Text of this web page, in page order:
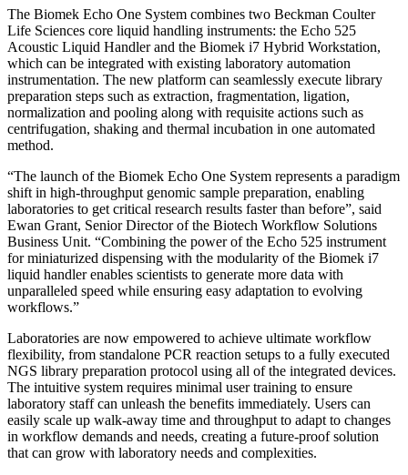
The Biomek Echo One System combines two Beckman Coulter
Life Sciences core liquid handling instruments: the Echo 525
Acoustic Liquid Handler and the Biomek i7 Hybrid Workstation,
which can be integrated with existing laboratory automation
instrumentation. The new platform can seamlessly execute library
preparation steps such as extraction, fragmentation, ligation,
normalization and pooling along with requisite actions such as
centrifugation, shaking and thermal incubation in one automated
method.
“The launch of the Biomek Echo One System represents a paradigm
shift in high-throughput genomic sample preparation, enabling
laboratories to get critical research results faster than before”, said
Ewan Grant, Senior Director of the Biotech Workflow Solutions
Business Unit. “Combining the power of the Echo 525 instrument
for miniaturized dispensing with the modularity of the Biomek i7
liquid handler enables scientists to generate more data with
unparalleled speed while ensuring easy adaptation to evolving
workflows.”
Laboratories are now empowered to achieve ultimate workflow
flexibility, from standalone PCR reaction setups to a fully executed
NGS library preparation protocol using all of the integrated devices.
The intuitive system requires minimal user training to ensure
laboratory staff can unleash the benefits immediately. Users can
easily scale up walk-away time and throughput to adapt to changes
in workflow demands and needs, creating a future-proof solution
that can grow with laboratory needs and complexities.